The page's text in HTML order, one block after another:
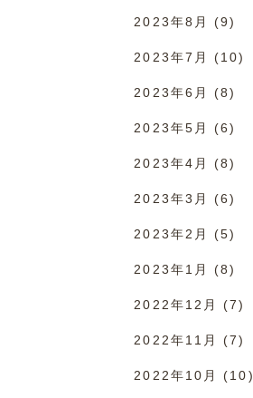
2023年8月 (9)
2023年7月 (10)
2023年6月 (8)
2023年5月 (6)
2023年4月 (8)
2023年3月 (6)
2023年2月 (5)
2023年1月 (8)
2022年12月 (7)
2022年11月 (7)
2022年10月 (10)